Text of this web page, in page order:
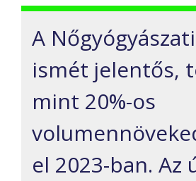
A
ismét jelentős,
mint 20%-os
el 2023-ban. Az